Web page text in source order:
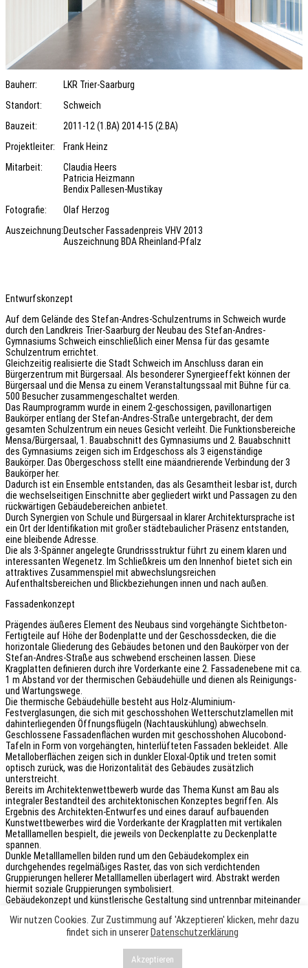
Bauherr:
Standort:
Bauzeit:
Projektleiter:
Mitarbeit:
Fotografie:
Auszeichnung:
LKR Trier-Saarburg
Schweich
2011-12 (1.BA) 2014-15 (2.BA)
Frank Heinz
Claudia Heers
Patricia Heizmann
Bendix Pallesen-Mustikay
Olaf Herzog
Deutscher Fassadenpreis VHV 2013
Auszeichnung BDA Rheinland-Pfalz
Entwurfskonzept
Auf dem Gelände des Stefan-Andres-Schulzentrums in Schweich wurde
durch den Landkreis Trier-Saarburg der Neubau des Stefan-Andres-
Gymnasiums Schweich einschließlich einer Mensa für das gesamte
Schulzentrum errichtet.
Gleichzeitig realisierte die Stadt Schweich im Anschluss daran ein
Bürgerzentrum mit Bürgersaal. Als besonderer Synergieeffekt können der
Bürgersaal und die Mensa zu einem Veranstaltungssaal mit Bühne für ca.
500 Besucher zusammengeschaltet werden.
Das Raumprogramm wurde in einem 2-geschossigen, pavillonartigen
Baukörper entlang der Stefan-Andres-Straße untergebracht, der dem
gesamten Schulzentrum ein neues Gesicht verleiht. Die Funktionsbereiche
Mensa/Bürgersaal, 1. Bauabschnitt des Gymnasiums und 2. Bauabschnitt
des Gymnasiums zeigen sich im Erdgeschoss als 3 eigenständige
Baukörper. Das Obergeschoss stellt eine mäandrierende Verbindung der 3
Baukörper her.
Dadurch ist ein Ensemble entstanden, das als Gesamtheit lesbar ist, durch
die wechselseitigen Einschnitte aber gegliedert wirkt und Passagen zu den
rückwärtigen Gebäudebereichen anbietet.
Durch Synergien von Schule und Bürgersaal in klarer Architektursprache ist
ein Ort der Identifikation mit großer städtebaulicher Präsenz entstanden,
eine bleibende Adresse.
Die als 3-Spänner angelegte Grundrissstruktur führt zu einem klaren und
interessanten Wegenetz. Im Schließkreis um den Innenhof bietet sich ein
attraktives Zusammenspiel mit abwechslungsreichen
Aufenthaltsbereichen und Blickbeziehungen innen und nach außen.
Fassadenkonzept
Prägendes äußeres Element des Neubaus sind vorgehängte Sichtbeton-
Fertigteile auf Höhe der Bodenplatte und der Geschossdecken, die die
horizontale Gliederung des Gebäudes betonen und den Baukörper von der
Stefan-Andres-Straße aus schwebend erscheinen lassen. Diese
Kragplatten definieren durch ihre Vorderkante eine 2. Fassadenebene mit ca.
1 m Abstand vor der thermischen Gebäudehülle und dienen als Reinigungs-
und Wartungswege.
Die thermische Gebäudehülle besteht aus Holz-Aluminium-
Festverglasungen, die sich mit geschosshohen Wetterschutzlamellen mit
dahinterliegenden Öffnungsflügeln (Nachtauskühlung) abwechseln.
Geschlossene Fassadenflächen wurden mit geschosshohen Alucobond-
Tafeln in Form von vorgehängten, hinterlüfteten Fassaden bekleidet. Alle
Metalloberflächen zeigen sich in dunkler Eloxal-Optik und treten somit
optisch zurück, was die Horizontalität des Gebäudes zusätzlich
unterstreicht.
Bereits im Architektenwettbewerb wurde das Thema Kunst am Bau als
integraler Bestandteil des architektonischen Konzeptes begriffen. Als
Ergebnis des Architekten-Entwurfes und eines darauf aufbauenden
Kunstwettbewerbes wird die Vorderkante der Kragplatten mit vertikalen
Metalllamellen bespielt, die jeweils von Deckenplatte zu Deckenplatte
spannen.
Dunkle Metalllamellen bilden rund um den Gebäudekomplex ein
durchgehendes regelmäßiges Raster, das von sich verdichtenden
Gruppierungen hellerer Metalllamellen überlagert wird. Abstrakt werden
hiermit soziale Gruppierungen symbolisiert.
Gebäudekonzept und künstlerische Gestaltung sind untrennbar miteinander
Gebäudeensemble dem Betrachter je nach Blickwinkel in unterschiedlichen
Transparenzgraden, sodass trotz klarer Rasterung ein abwechslungsreiches
Wir nutzen Cookies. Zur Zustimmung auf 'Akzeptieren' klicken, mehr dazu
findet sich in unsererDatenschutzerklärung
Akzeptieren